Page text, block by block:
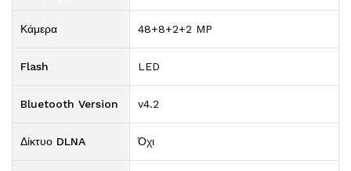
Κάμερα 48+8+2+2 MP
Flash LED
Bluetooth Version v4.2
Δίκτυο DLNA Όχι